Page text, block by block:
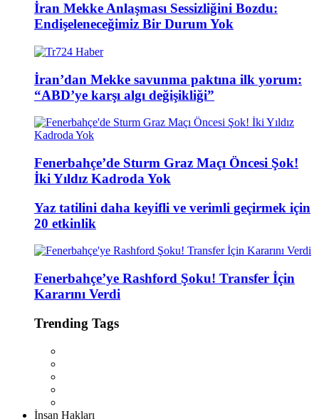
İran Mekke Anlaşması Sessizliğini Bozdu:
Endişeleneceğimiz Bir Durum Yok
İran’dan Mekke savunma paktına ilk yorum:
“ABD’ye karşı algı değişikliği”
Fenerbahçe’de Sturm Graz Maçı Öncesi Şok!
İki Yıldız Kadroda Yok
Yaz tatilini daha keyifli ve verimli geçirmek için
20 etkinlik
Fenerbahçe’ye Rashford Şoku! Transfer İçin
Kararını Verdi
Trending Tags
İnsan Hakları